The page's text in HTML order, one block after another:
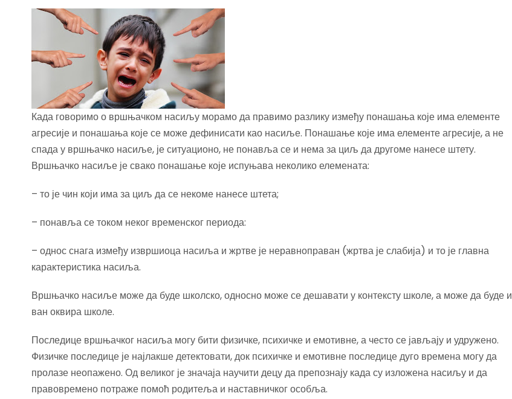
Када говоримо о вршњачком насиљу морамо да правимо разлику између понашања које има елементе
агресије и понашања које се може дефинисати као насиље. Понашање које има елементе агресије, а не
спада у вршњачко насиље, је ситуационо, не понавља се и нема за циљ да другоме нанесе штету.
Вршњачко насиље је свако понашање које испуњава неколико елемената:
– то је чин који има за циљ да се некоме нанесе штета;
– понавља се током неког временског периода:
– однос снага између извршиоца насиља и жртве је неравноправан (жртва је слабија) и то је главна
карактеристика насиља.
Вршњачко насиље може да буде школско, односно може се дешавати у контексту школе, а може да буде и
ван оквира школе.
Последице вршњачког насиља могу бити физичке, психичке и емотивне, а често се јављају и удружено.
Физичке последице је најлакше детектовати, док психичке и емотивне последице дуго времена могу да
пролазе неопажено. Од великог је значаја научити децу да препознају када су изложена насиљу и да
правовремено потраже помоћ родитеља и наставничког особља.